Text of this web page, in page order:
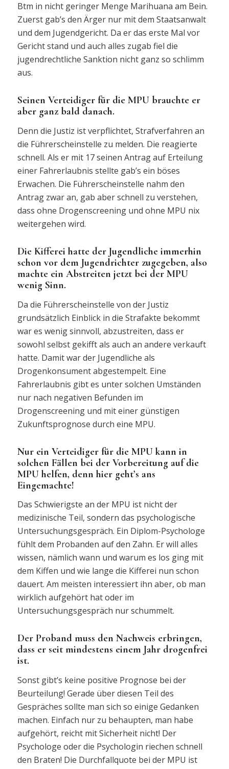
Btm in nicht geringer Menge Marihuana am Bein.
Zuerst gab’s den Ärger nur mit dem Staatsanwalt
und dem Jugendgericht. Da er das erste Mal vor
Gericht stand und auch alles zugab fiel die
jugendrechtliche Sanktion nicht ganz so schlimm
aus.
Seinen Verteidiger für die MPU brauchte er
aber ganz bald danach.
Denn die Justiz ist verpflichtet, Strafverfahren an
die Führerscheinstelle zu melden. Die reagierte
schnell. Als er mit 17 seinen Antrag auf Erteilung
einer Fahrerlaubnis stellte gab’s ein böses
Erwachen. Die Führerscheinstelle nahm den
Antrag zwar an, gab aber schnell zu verstehen,
dass ohne Drogenscreening und ohne MPU nix
weitergehen wird.
Die Kifferei hatte der Jugendliche immerhin
schon vor dem Jugendrichter zugegeben, also
machte ein Abstreiten jetzt bei der MPU
wenig Sinn.
Da die Führerscheinstelle von der Justiz
grundsätzlich Einblick in die Strafakte bekommt
war es wenig sinnvoll, abzustreiten, dass er
sowohl selbst gekifft als auch an andere verkauft
hatte. Damit war der Jugendliche als
Drogenkonsument abgestempelt. Eine
Fahrerlaubnis gibt es unter solchen Umständen
nur nach negativen Befunden im
Drogenscreening und mit einer günstigen
Zukunftsprognose durch eine MPU.
Nur ein Verteidiger für die MPU kann in
solchen Fällen bei der Vorbereitung auf die
MPU helfen, denn hier geht’s ans
Eingemachte!
Das Schwierigste an der MPU ist nicht der
medizinische Teil, sondern das psychologische
Untersuchungsgespräch. Ein Diplom-Psychologe
fühlt dem Probanden auf den Zahn. Er will alles
wissen, nämlich wann und warum es los ging mit
dem Kiffen und wie lange die Kifferei nun schon
dauert. Am meisten interessiert ihn aber, ob man
wirklich aufgehört hat oder im
Untersuchungsgespräch nur schummelt.
Der Proband muss den Nachweis erbringen,
dass er seit mindestens einem Jahr drogenfrei
ist.
Sonst gibt’s keine positive Prognose bei der
Beurteilung! Gerade über diesen Teil des
Gespräches sollte man sich so einige Gedanken
machen. Einfach nur zu behaupten, man habe
aufgehört, reicht mit Sicherheit nicht! Der
Psychologe oder die Psychologin riechen schnell
den Braten! Die Durchfallquote bei der MPU ist